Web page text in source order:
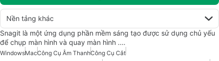
Nền tảng khác
Snagit là một ứng dụng phần mềm sáng tạo được sử dụng chủ yếu
để chụp màn hình và quay màn hình .…
WindowsMacCông Cụ Âm ThanhCông Cụ Cắt